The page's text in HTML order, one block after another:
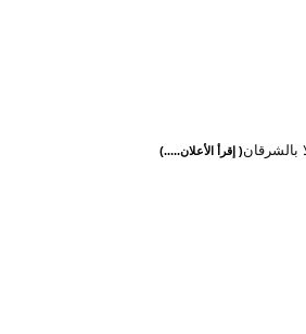
بالشرقان( إقرأ الأعلان.....)